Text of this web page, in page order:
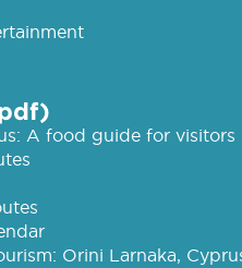
A food guide for visitors
Orini Larnaka,